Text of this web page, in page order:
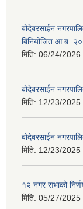
बोदेबरसाईन
बिनियोजित आ.ब.
मिति: 06/24/2026
बोदेबरसाईन
मिति: 12/23/2025
बोदेबरसाईन
मिति: 12/23/2025
१२ नगर सभाको
मिति: 05/27/2025